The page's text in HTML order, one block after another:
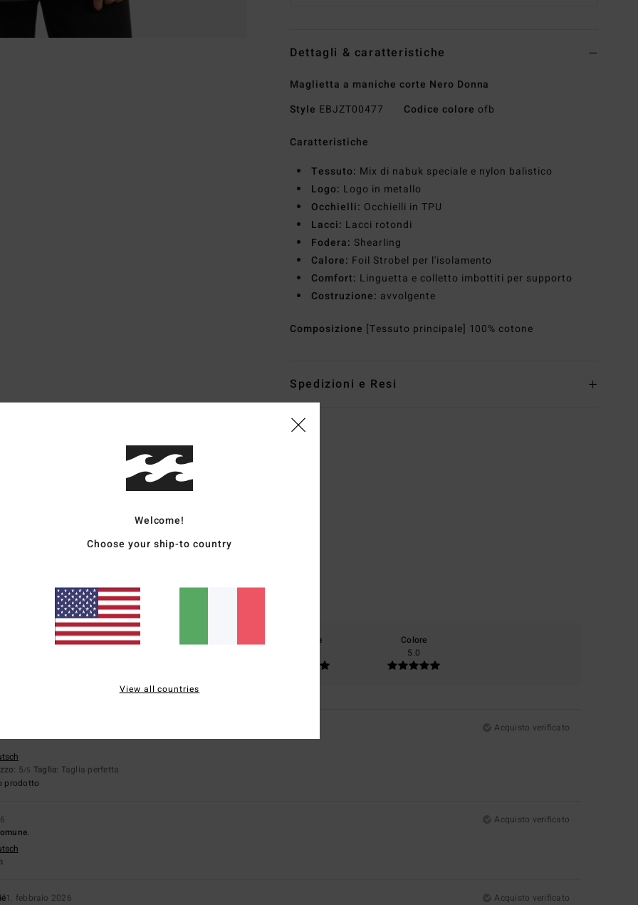
Dettagli & caratteristiche
Maglietta a maniche corte Nero Donna
Style EBJZT00477 Codice colore ofb
Caratteristiche
Tessuto: Mix di nabuk speciale e nylon balistico
Logo: Logo in metallo
Occhielli: Occhielli in TPU
Lacci: Lacci rotondi
Fodera: Shearling
Calore: Foil Strobel per l'isolamento
Comfort: Linguetta e colletto imbottiti per supporto
Costruzione: avvolgente
Composizione [Tessuto principale] 100% cotone
Spedizioni e Resi
4.5/5
basato su4 recensioni verificatedal settembre 2025
Il 50% dei nostri clienti consiglia questo prodotto
qualità-prezzo
Materiale
Colore
5.0
Acquisto verificato
: 5/5 Taglia: Taglia perfetta
prodotto
Acquisto verificato
1. febbraio 2026
Acquisto verificato
Welcome!
Choose your ship-to country
View all countries